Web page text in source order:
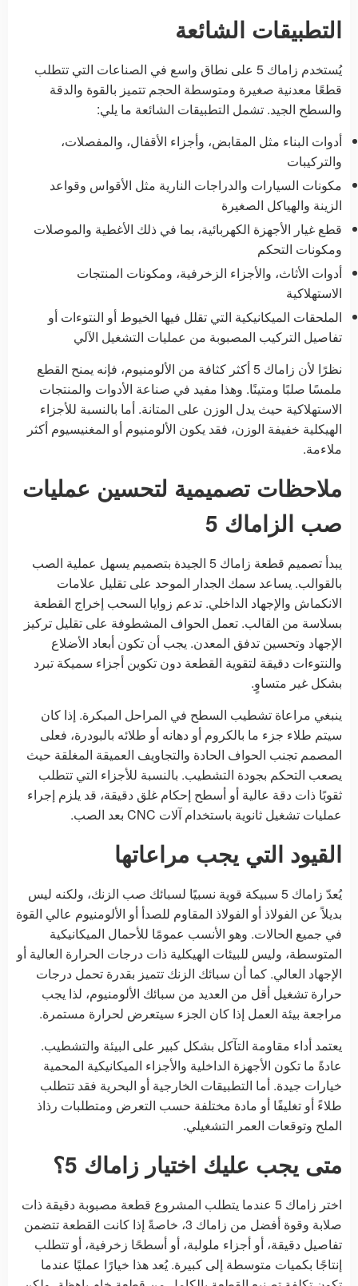
التطبيقات الشائعة
يُستخدم زاماك 5 على نطاق واسع في الصناعات التي تتطلب
قطعًا معدنية صغيرة ومتوسطة الحجم تتميز بالقوة والدقة
والسطح الجيد. تشمل التطبيقات الشائعة ما يلي:
أدوات البناء مثل المقابض، وأجزاء الأقفال، والمفصلات،
والتركيبات
مكونات السيارات والدراجات النارية مثل الأقواس وقواعد
الزينة والهياكل الصغيرة
قطع غيار الأجهزة الكهربائية، بما في ذلك الأغطية والموصلات
ومكونات التحكم
أدوات الأثاث، والأجزاء الزخرفية، ومكونات المنتجات
الاستهلاكية
الملحقات الميكانيكية التي تقلل فيها الخيوط أو النتوءات أو
تفاصيل التركيب المصبوبة من عمليات التشغيل الآلي
نظرًا لأن زاماك 5 أكثر كثافة من الألومنيوم، فإنه يمنح القطع
ملمسًا صلبًا ومتينًا. وهذا مفيد في صناعة الأدوات والمنتجات
الاستهلاكية حيث يدل الوزن على المتانة. أما بالنسبة للأجزاء
الهيكلية خفيفة الوزن، فقد يكون الألومنيوم أو المغنيسيوم أكثر
ملاءمة.
ملاحظات تصميمية لتحسين عمليات
صب الزاماك 5
يبدأ تصميم قطعة زاماك 5 الجيدة بتصميم يسهل عملية الصب
بالقوالب. يساعد سمك الجدار الموحد على تقليل علامات
الانكماش والإجهاد الداخلي. تدعم زوايا السحب إخراج القطعة
بسلاسة من القالب. تعمل الحواف المشطوفة على تقليل تركيز
الإجهاد وتحسين تدفق المعدن. يجب أن تكون أبعاد الأضلاع
والنتوءات دقيقة لتقوية القطعة دون تكوين أجزاء سميكة تبرد
بشكل غير متساوٍ.
ينبغي مراعاة تشطيب السطح في المراحل المبكرة. إذا كان
سيتم طلاء جزء ما بالكروم أو دهانه أو طلائه بالبودرة، فعلى
المصمم تجنب الحواف الحادة والتجاويف العميقة المغلقة حيث
يصعب التحكم بجودة التشطيب. بالنسبة للأجزاء التي تتطلب
ثقوبًا ذات دقة عالية أو أسطح إحكام غلق دقيقة، قد يلزم إجراء
عمليات تشغيل ثانوية باستخدام آلات CNC بعد الصب.
القيود التي يجب مراعاتها
يُعدّ زاماك 5 سبيكة قوية نسبيًا لسبائك صب الزنك، ولكنه ليس
بديلاً عن الفولاذ أو الفولاذ المقاوم للصدأ أو الألومنيوم عالي القوة
في جميع الحالات. وهو الأنسب عمومًا للأحمال الميكانيكية
المتوسطة، وليس للبيئات الهيكلية ذات درجات الحرارة العالية أو
الإجهاد العالي. كما أن سبائك الزنك تتميز بقدرة تحمل درجات
حرارة تشغيل أقل من العديد من سبائك الألومنيوم، لذا يجب
مراجعة بيئة العمل إذا كان الجزء سيتعرض لحرارة مستمرة.
يعتمد أداء مقاومة التآكل بشكل كبير على البيئة والتشطيب.
عادةً ما تكون الأجهزة الداخلية والأجزاء الميكانيكية المحمية
خيارات جيدة. أما التطبيقات الخارجية أو البحرية فقد تتطلب
طلاءً أو تغليفًا أو مادة مختلفة حسب التعرض ومتطلبات رذاذ
الملح وتوقعات العمر التشغيلي.
متى يجب عليك اختيار زاماك 5؟
اختر زاماك 5 عندما يتطلب المشروع قطعة مصبوبة دقيقة ذات
صلابة وقوة أفضل من زاماك 3، خاصةً إذا كانت القطعة تتضمن
تفاصيل دقيقة، أو أجزاء ملولبة، أو أسطحًا زخرفية، أو تتطلب
إنتاجًا بكميات متوسطة إلى كبيرة. يُعد هذا خيارًا عمليًا عندما